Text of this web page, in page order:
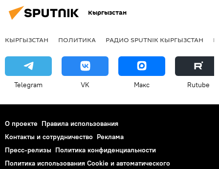
Кыргызстан
КЫРГЫЗСТАН ПОЛИТИКА РАДИО SPUTNIK КЫРГЫЗСТАН
Telegram VK Макс Rutube
О проекте Правила использования
Контакты и сотрудничество Реклама
Пресс-релизы Политика конфиденциальности
Политика использования Cookie и автоматического